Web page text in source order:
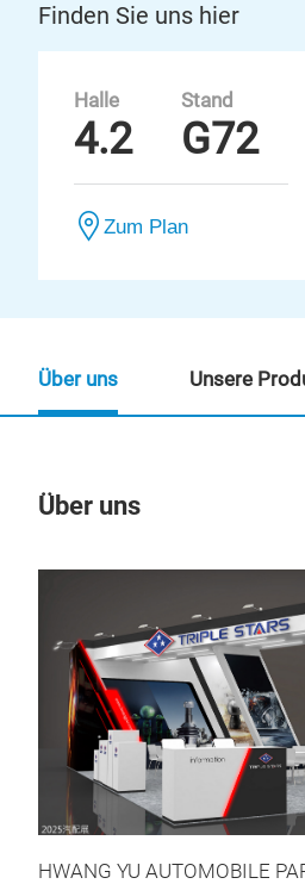
Finden Sie uns hier
Halle
4.2
Stand
G72
Zum Plan
Über uns
HWANG YU AUTOMOBILE
Über uns Unsere